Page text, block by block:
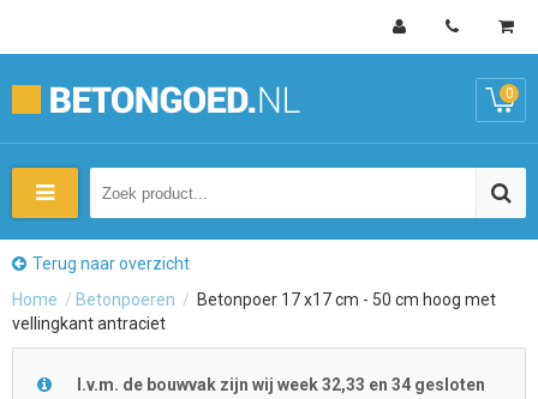
0
Terug naar overzicht
Home / Betonpoeren / Betonpoer 17 x17 cm - 50 cm hoog met
vellingkant antraciet
I.v.m. de bouwvak zijn wij week 32,33 en 34 gesloten